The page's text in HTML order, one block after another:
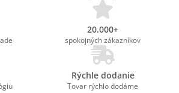
20.000+
spokojných zákazníkov
Rýchle dodanie
Tovar rýchlo dodáme